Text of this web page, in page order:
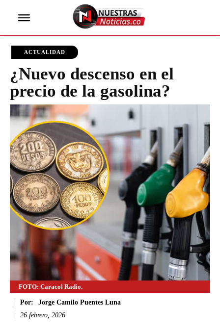
ACTUALIDAD
¿Nuevo descenso en el
precio de la gasolina?
FOTO: Caracol Radio.
Por:
Jorge Camilo Puentes Luna
26 febrero, 2026